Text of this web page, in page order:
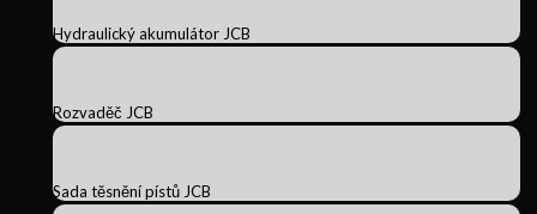
Hydraulický akumulátor JCB
Rozvaděč JCB
Sada těsnění pístů JCB